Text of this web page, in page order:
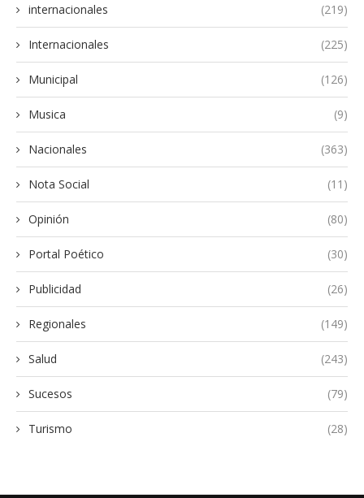
internacionales (219)
Internacionales (225)
Municipal (126)
Musica (9)
Nacionales (363)
Nota Social (11)
Opinión (80)
Portal Poético (30)
Publicidad (26)
Regionales (149)
Salud (243)
Sucesos (79)
Turismo (28)